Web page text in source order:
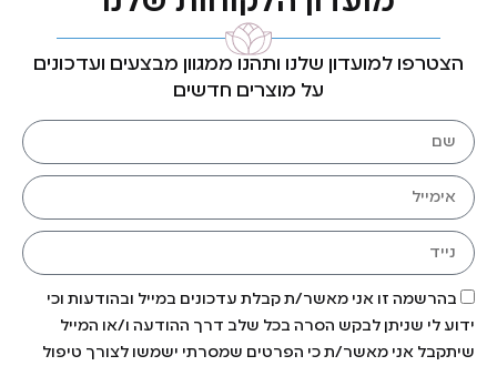
הצטרפו למועדון שלנו ותהנו ממגוון מבצעים ועדכונים
על מוצרים חדשים
בהרשמה זו אני מאשר/ת קבלת עדכונים במייל ובהודעות וכי
ידוע לי שניתן לבקש הסרה בכל שלב דרך ההודעה ו/או המייל
שיתקבל אני מאשר/ת כי הפרטים שמסרתי ישמשו לצורך טיפול